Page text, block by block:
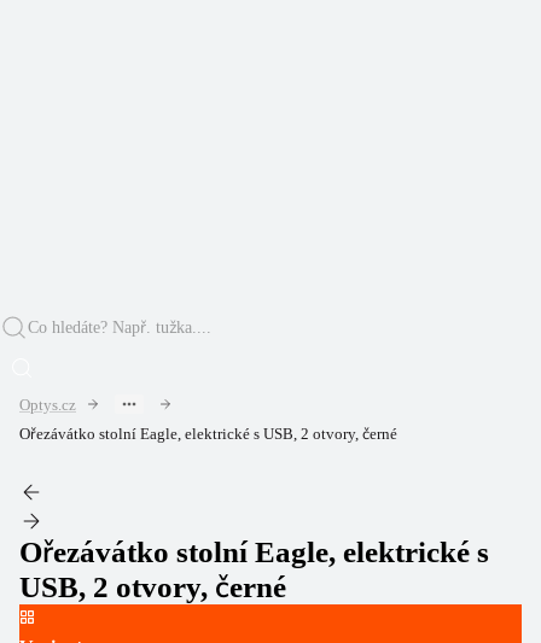
Optys.cz
Ořezávátko stolní Eagle, elektrické s USB, 2 otvory, černé
Ořezávátko stolní Eagle, elektrické s
USB, 2 otvory, černé